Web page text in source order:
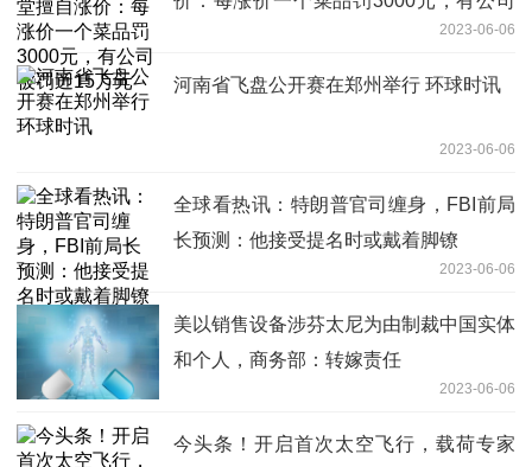
2023-06-06
河南省飞盘公开赛在郑州举行 环球时讯
2023-06-06
全球看热讯：特朗普官司缠身，FBI前局
长预测：他接受提名时或戴着脚镣
2023-06-06
美以销售设备涉芬太尼为由制裁中国实体
和个人，商务部：转嫁责任
2023-06-06
今头条！开启首次太空飞行，载荷专家